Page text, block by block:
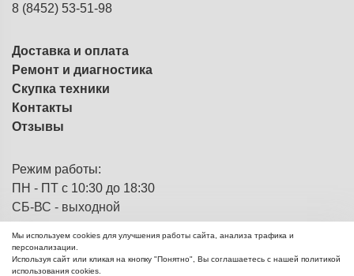
8 (8452) 53-51-98
Доставка и оплата
Ремонт и диагностика
Скупка техники
Контакты
Отзывы
Режим работы:
ПН - ПТ с 10:30 до 18:30
СБ-ВС - выходной
© 2013 - 2026ЭВМка - компьютерный
Мы используем cookies для улучшения работы сайта, анализа трафика и
персонализации.
Используя сайт или кликая на кнопку "Понятно", Вы соглашаетесь с нашей политикой
использования cookies.